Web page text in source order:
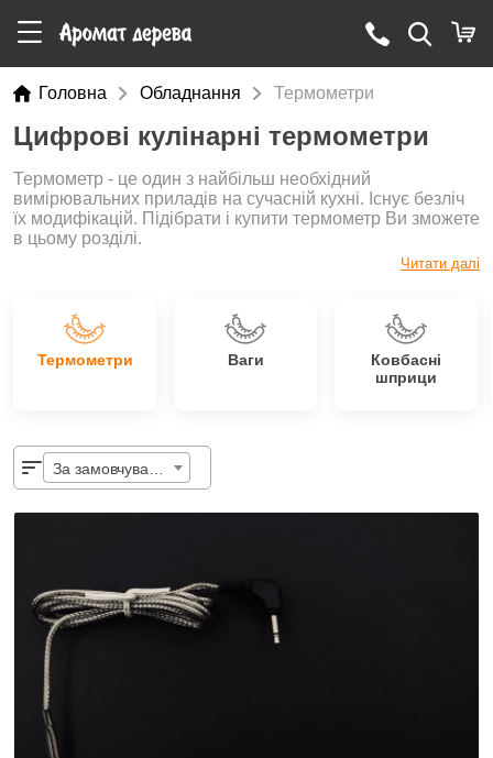
Головна Обладнання Термометри
Цифрові кулінарні термометри
Термометр - це один з найбільш необхідний
вимірювальних приладів на сучасній кухні. Існує безліч
їх модифікацій. Підібрати і купити термометр Ви зможете
в цьому розділі.
Читати далі
Термометри Ваги
Ковбасні
шприци